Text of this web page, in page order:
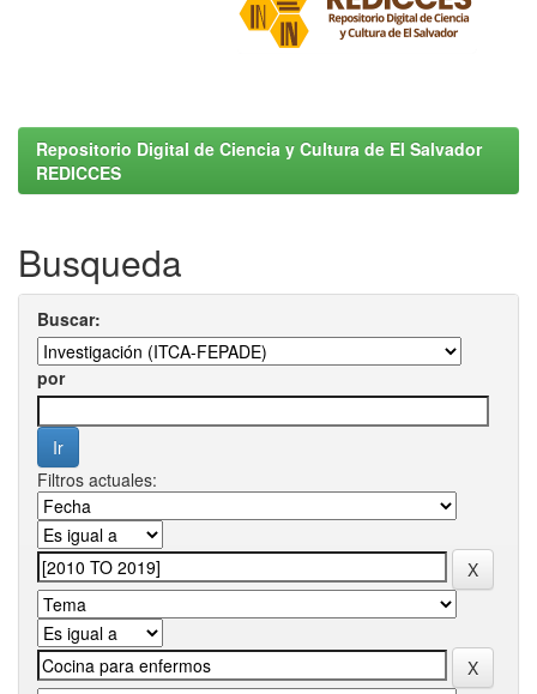
Repositorio Digital de Ciencia y Cultura de El Salvador
REDICCES
Busqueda
Buscar:
por
Filtros actuales: